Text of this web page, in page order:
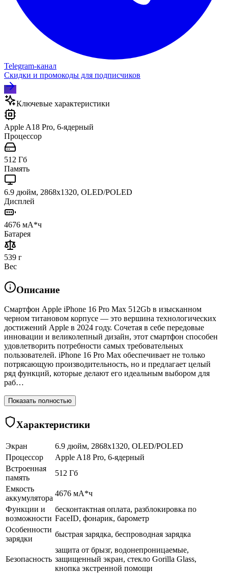
Telegram‑канал
Скидки и промокоды для подписчиков
Ключевые характеристики
Apple A18 Pro, 6-ядерный
Процессор
512 Гб
Память
6.9 дюйм, 2868x1320, OLED/POLED
Дисплей
4676 мА*ч
Батарея
539 г
Вес
Описание
Смартфон Apple iPhone 16 Pro Max 512Gb в изысканном
черном титановом корпусе — это вершина технологических
достижений Apple в 2024 году. Сочетая в себе передовые
инновации и великолепный дизайн, этот смартфон способен
удовлетворить потребности самых требовательных
пользователей. iPhone 16 Pro Max обеспечивает не только
потрясающую производительность, но и предлагает целый
ряд функций, которые делают его идеальным выбором для
раб…
Показать полностью
Характеристики
Экран
6.9 дюйм, 2868x1320, OLED/POLED
Процессор
Apple A18 Pro, 6-ядерный
Встроенная
память
512 Гб
Емкость
аккумулятора
4676 мА*ч
Функции и
возможности
бесконтактная оплата, разблокировка по
FaceID, фонарик, барометр
Особенности
зарядки
быстрая зарядка, беспроводная зарядка
Безопасность
защита от брызг, водонепроницаемые,
защищенный экран, cтекло Gorilla Glass,
кнопка экстренной помощи